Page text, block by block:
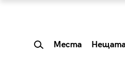
Места